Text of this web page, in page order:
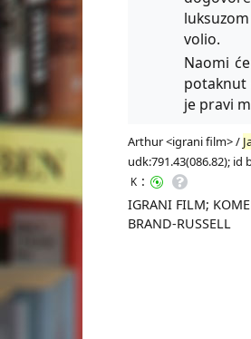
volio.
Naomi
potaknut
je pravi
Arthur <igrani film> /
udk:791.43(086.82); id
K :
IGRANI FILM;
BRAND-RUSSELL